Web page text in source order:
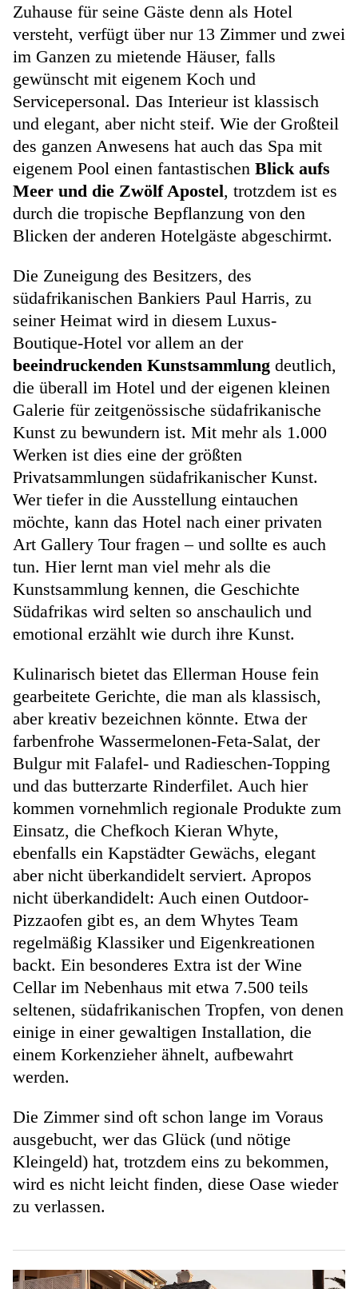
Zuhause für seine Gäste denn als Hotel
versteht, verfügt über nur 13 Zimmer und zwei
im Ganzen zu mietende Häuser, falls
gewünscht mit eigenem Koch und
Servicepersonal. Das Interieur ist klassisch
und elegant, aber nicht steif. Wie der Großteil
des ganzen Anwesens hat auch das Spa mit
eigenem Pool einen fantastischen Blick aufs
Meer und die Zwölf Apostel, trotzdem ist es
durch die tropische Bepflanzung von den
Blicken der anderen Hotelgäste abgeschirmt.
Die Zuneigung des Besitzers, des
südafrikanischen Bankiers Paul Harris, zu
seiner Heimat wird in diesem Luxus-
Boutique-Hotel vor allem an der
beeindruckenden Kunstsammlung deutlich,
die überall im Hotel und der eigenen kleinen
Galerie für zeitgenössische südafrikanische
Kunst zu bewundern ist. Mit mehr als 1.000
Werken ist dies eine der größten
Privatsammlungen südafrikanischer Kunst.
Wer tiefer in die Ausstellung eintauchen
möchte, kann das Hotel nach einer privaten
Art Gallery Tour fragen – und sollte es auch
tun. Hier lernt man viel mehr als die
Kunstsammlung kennen, die Geschichte
Südafrikas wird selten so anschaulich und
emotional erzählt wie durch ihre Kunst.
Kulinarisch bietet das Ellerman House fein
gearbeitete Gerichte, die man als klassisch,
aber kreativ bezeichnen könnte. Etwa der
farbenfrohe Wassermelonen-Feta-Salat, der
Bulgur mit Falafel- und Radieschen-Topping
und das butterzarte Rinderfilet. Auch hier
kommen vornehmlich regionale Produkte zum
Einsatz, die Chefkoch Kieran Whyte,
ebenfalls ein Kapstädter Gewächs, elegant
aber nicht überkandidelt serviert. Apropos
nicht überkandidelt: Auch einen Outdoor-
Pizzaofen gibt es, an dem Whytes Team
regelmäßig Klassiker und Eigenkreationen
backt. Ein besonderes Extra ist der Wine
Cellar im Nebenhaus mit etwa 7.500 teils
seltenen, südafrikanischen Tropfen, von denen
einige in einer gewaltigen Installation, die
einem Korkenzieher ähnelt, aufbewahrt
werden.
Die Zimmer sind oft schon lange im Voraus
ausgebucht, wer das Glück (und nötige
Kleingeld) hat, trotzdem eins zu bekommen,
wird es nicht leicht finden, diese Oase wieder
zu verlassen.